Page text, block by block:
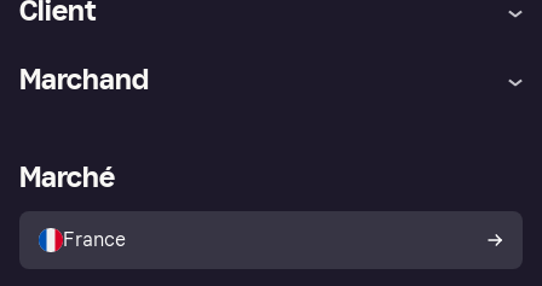
Client
Explorez les magasins
Politique de protection de
l’acheteur Klarna
Marchand
Portail Marchand
Marché
France